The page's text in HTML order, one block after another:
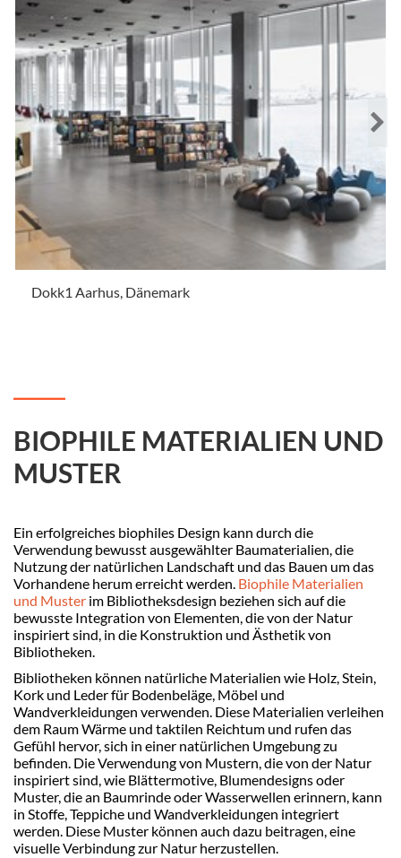
Dokk1 Aarhus, Dänemark
BIOPHILE MATERIALIEN UND
MUSTER
Ein erfolgreiches biophiles Design kann durch die
Verwendung bewusst ausgewählter Baumaterialien, die
Nutzung der natürlichen Landschaft und das Bauen um das
Vorhandene herum erreicht werden. Biophile Materialien
und Muster im Bibliotheksdesign beziehen sich auf die
bewusste Integration von Elementen, die von der Natur
inspiriert sind, in die Konstruktion und Ästhetik von
Bibliotheken.
Bibliotheken können natürliche Materialien wie Holz, Stein,
Kork und Leder für Bodenbeläge, Möbel und
Wandverkleidungen verwenden. Diese Materialien verleihen
dem Raum Wärme und taktilen Reichtum und rufen das
Gefühl hervor, sich in einer natürlichen Umgebung zu
befinden. Die Verwendung von Mustern, die von der Natur
inspiriert sind, wie Blättermotive, Blumendesigns oder
Muster, die an Baumrinde oder Wasserwellen erinnern, kann
in Stoffe, Teppiche und Wandverkleidungen integriert
werden. Diese Muster können auch dazu beitragen, eine
visuelle Verbindung zur Natur herzustellen.